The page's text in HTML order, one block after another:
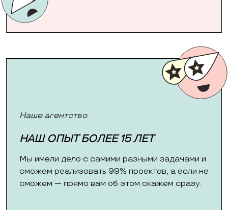
Наше агентство
НАШ ОПЫТ БОЛЕЕ 15 ЛЕТ
Мы имели дело с самими разными задачами и
сможем реализовать 99% проектов, а если не
сможем — прямо вам об этом скажем сразу.